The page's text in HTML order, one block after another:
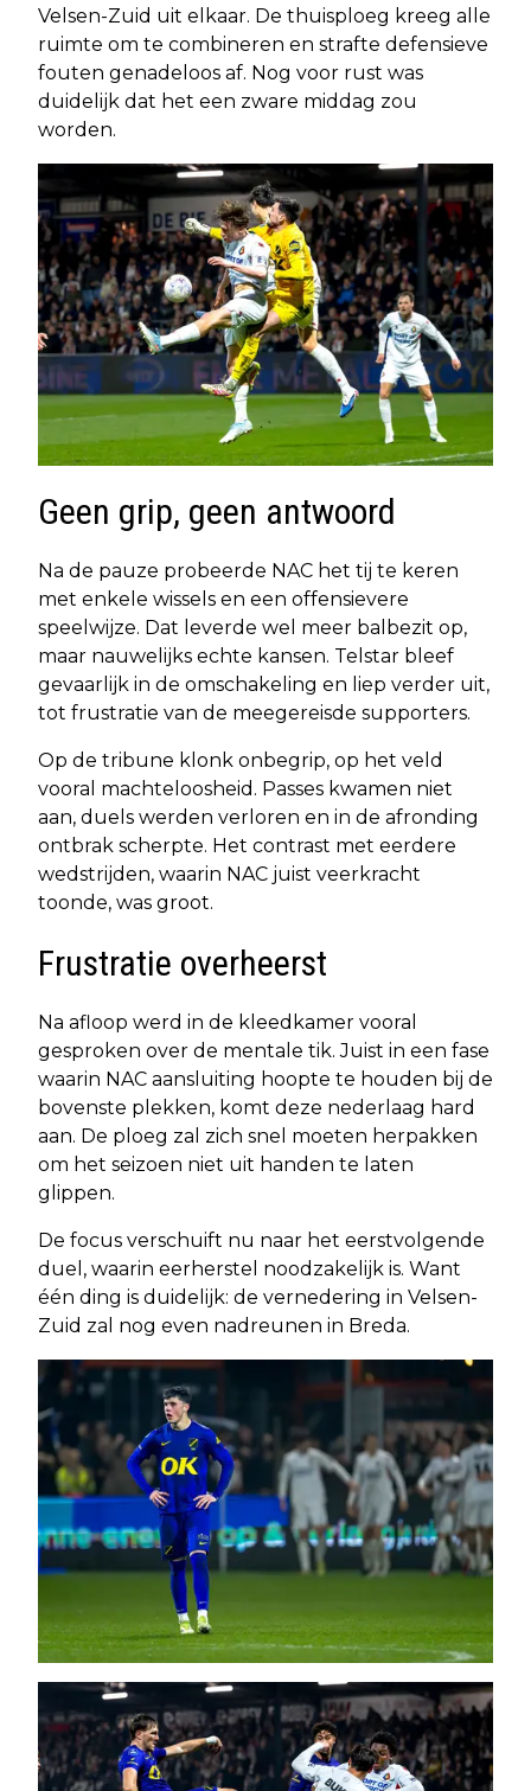
Velsen-Zuid uit elkaar. De thuisploeg kreeg alle
ruimte om te combineren en strafte defensieve
fouten genadeloos af. Nog voor rust was
duidelijk dat het een zware middag zou
worden.
Geen grip, geen antwoord
Na de pauze probeerde NAC het tij te keren
met enkele wissels en een offensievere
speelwijze. Dat leverde wel meer balbezit op,
maar nauwelijks echte kansen. Telstar bleef
gevaarlijk in de omschakeling en liep verder uit,
tot frustratie van de meegereisde supporters.
Op de tribune klonk onbegrip, op het veld
vooral machteloosheid. Passes kwamen niet
aan, duels werden verloren en in de afronding
ontbrak scherpte. Het contrast met eerdere
wedstrijden, waarin NAC juist veerkracht
toonde, was groot.
Frustratie overheerst
Na afloop werd in de kleedkamer vooral
gesproken over de mentale tik. Juist in een fase
waarin NAC aansluiting hoopte te houden bij de
bovenste plekken, komt deze nederlaag hard
aan. De ploeg zal zich snel moeten herpakken
om het seizoen niet uit handen te laten
glippen.
De focus verschuift nu naar het eerstvolgende
duel, waarin eerherstel noodzakelijk is. Want
één ding is duidelijk: de vernedering in Velsen-
Zuid zal nog even nadreunen in Breda.